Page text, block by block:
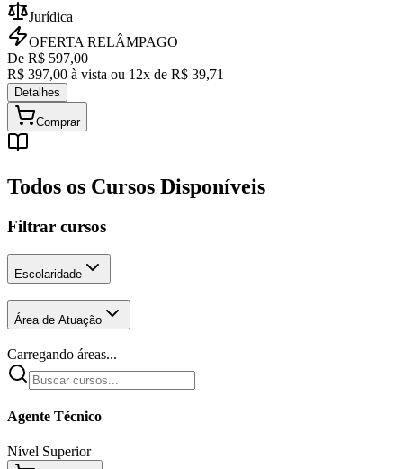
Jurídica
OFERTA RELÂMPAGO
De R$ 597,00
R$ 397,00 à vista ou 12x de R$ 39,71
Detalhes
Comprar
Todos os Cursos Disponíveis
Filtrar cursos
Escolaridade
Área de Atuação
Carregando áreas...
Agente Técnico
Nível Superior